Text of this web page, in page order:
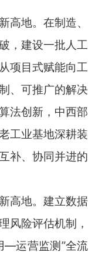
高地。在制造、
，建设一批人工
项目式赋能向工
、可推广的解决
法创新，中西部
工业基地深耕装
补、协同并进的
高地。建立数据
风险评估机制，
—运营监测”全流